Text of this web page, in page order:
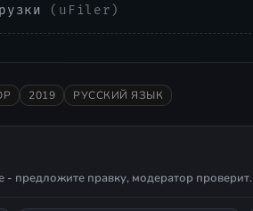
(uFiler)
2019 РУССКИЙ ЯЗЫК
предложите правку, модератор проверит.